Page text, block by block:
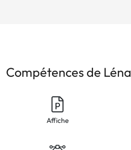
Compétences de Léna
Affiche